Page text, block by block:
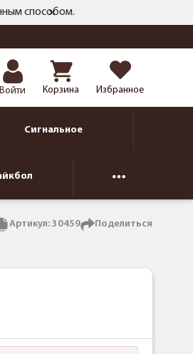
способом.
Войти Корзина Избранное
Сигнальное
Артикул: 30459 Поделиться